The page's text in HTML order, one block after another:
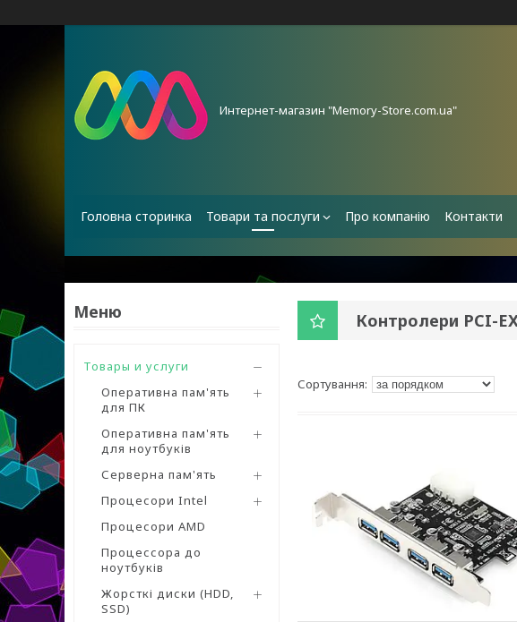
Интернет-магазин "Memory-Store.com.ua"
Головна сторинка Товари та послуги Про компанію Контакти
Товары и услуги
Оперативна пам'ять
для ПК
Оперативна пам'ять
для ноутбуків
Серверна пам'ять
Процесори Intel
Процесори AMD
Процессора до
ноутбуків
Жорсткі диски (HDD,
SSD)
Контролери PCI-